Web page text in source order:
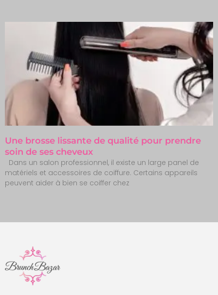
Une brosse lissante de qualité pour prendre
soin de ses cheveux
Dans un salon professionnel, il existe un large panel de
matériels et accessoires de coiffure. Certains appareils
peuvent aider à bien se coiffer chez